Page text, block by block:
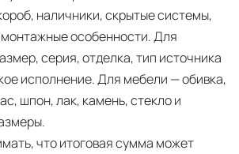
наличники, скрытые системы,
особенности. Для
серия, отделка, тип источника
исполнение. Для мебели — обивка,
шпон, лак, камень, стекло и
что итоговая сумма может